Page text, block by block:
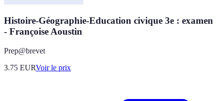
Histoire-Géographie-Education civique 3e : examen
- Françoise Aoustin
Prep@brevet
3.75 EURVoir le prix